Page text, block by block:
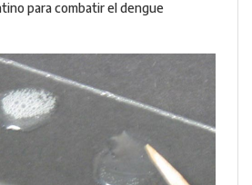
para combatir el dengue